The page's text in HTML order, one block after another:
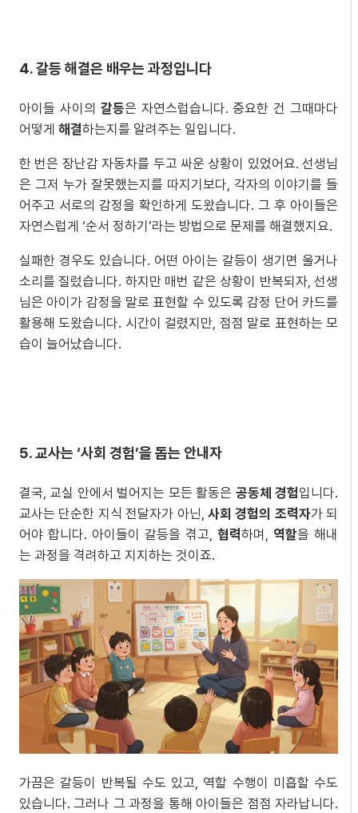
4. 갈등 해결은 배우는 과정입니다
아이들 사이의 갈등은 자연스럽습니다. 중요한 건 그때마다
어떻게 해결하는지를 알려주는 일입니다.
한 번은 장난감 자동차를 두고 싸운 상황이 있었어요. 선생님
은 그저 누가 잘못했는지를 따지기보다, 각자의 이야기를 들
어주고 서로의 감정을 확인하게 도왔습니다. 그 후 아이들은
자연스럽게 ‘순서 정하기’라는 방법으로 문제를 해결했지요.
실패한 경우도 있습니다. 어떤 아이는 갈등이 생기면 울거나
소리를 질렀습니다. 하지만 매번 같은 상황이 반복되자, 선생
님은 아이가 감정을 말로 표현할 수 있도록 감정 단어 카드를
활용해 도왔습니다. 시간이 걸렸지만, 점점 말로 표현하는 모
습이 늘어났습니다.
5. 교사는 ‘사회 경험’을 돕는 안내자
결국, 교실 안에서 벌어지는 모든 활동은 공동체 경험입니다.
교사는 단순한 지식 전달자가 아닌, 사회 경험의 조력자가 되
어야 합니다. 아이들이 갈등을 겪고, 협력하며, 역할을 해내
는 과정을 격려하고 지지하는 것이죠.
가끔은 갈등이 반복될 수도 있고, 역할 수행이 미흡할 수도
있습니다. 그러나 그 과정을 통해 아이들은 점점 자라납니다.